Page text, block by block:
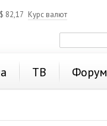
$ 82,17 Курс валют
ТВ Форум